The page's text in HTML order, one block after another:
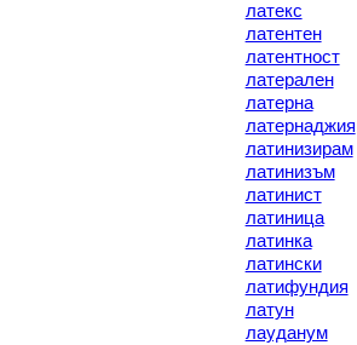
латекс
латентен
латентност
латерален
латерна
латернаджия
латинизирам
латинизъм
латинист
латиница
латинка
латински
латифундия
латун
лауданум